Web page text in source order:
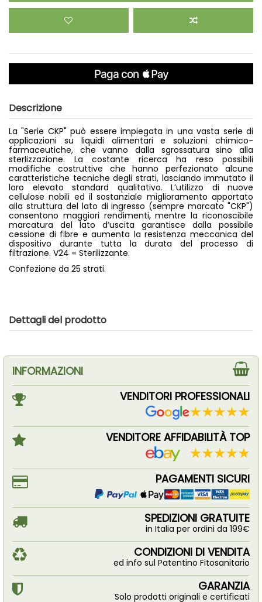
Descrizione
La "Serie CKP" può essere impiegata in una vasta serie di
applicazioni su liquidi alimentari e soluzioni chimico-
farmaceutiche, che vanno dalla sgrossatura sino alla
sterlizzazione. La costante ricerca ha reso possibili
modifiche costruttive che hanno perfezionato alcune
caratteristiche tecniche degli strati, lasciando immutato il
loro elevato standard qualitativo. L’utilizzo di nuove
cellulose nobili ed il sostanziale miglioramento apportato
alla struttura del lato di ingresso (sempre marcato "CKP")
consentono maggiori rendimenti, mentre la riconoscibile
marcatura del lato d’uscita garantisce dalla possibile
cessione di fibre e aumenta la resistenza meccanica del
dispositivo durante tutta la durata del processo di
filtrazione. V24 = Sterilizzante.
Confezione da 25 strati.
Dettagli del prodotto
INFORMAZIONI
VENDITORI PROFESSIONALI
VENDITORE AFFIDABILITÀ TOP
PAGAMENTI SICURI
SPEDIZIONI GRATUITE
in Italia per ordini da 199€
CONDIZIONI DI VENDITA
ed info sul Patentino Fitosanitario
GARANZIA
Solo prodotti originali e certificati